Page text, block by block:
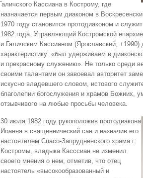
Кассиана в Кострому, где
назначается первым диаконом в
1970 году становится протодиаконом и
1982 года. Управляющий Костромской
и Галичским Кассианом (Ярославский,
характеристику: «был удерживаем в
и прекрасному служению». Не только среди
своими талантами он завоевал авторитет
искусно владевшего словом, истового
благолепии богослужения и храмов Божиих,
отзывчивого на любые просьбы человека.
30 июля 1982 году рукоположив протодиакона
Иоанна в священнический сан и назначив его
настоятелем Спасо-Запрудненского храма г.
Костромы, владыка Касссиан не изменил
своего мнения о нем, отметив, что отец
настоятель «высокообразованный и